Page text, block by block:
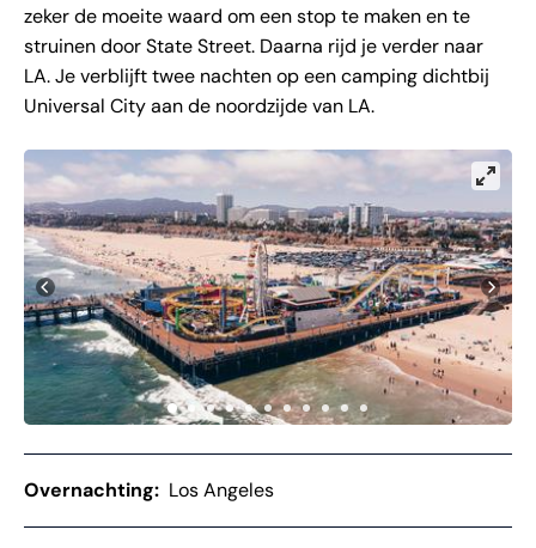
zeker de moeite waard om een stop te maken en te
struinen door State Street. Daarna rijd je verder naar
LA. Je verblijft twee nachten op een camping dichtbij
Universal City aan de noordzijde van LA.
Overnachting: Los Angeles